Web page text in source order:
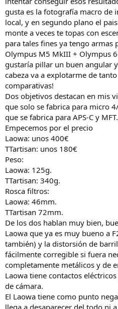
gusta es la fotografía macro de
local, y en segundo plano el
monte a veces te topas con
para tales fines ya tengo armas
Olympus M5 MkIII + Olympus
gustaría pillar un buen angular
cabeza va a explotarme de
comparativas!
Dos objetivos destacan en mis
que solo se fabrica para micro
que se fabrica para APS-C y MFT.
Empecemos por el precio
Laowa: unos 400€
TTartisan: unos 180€
Peso:
Laowa: 125g.
TTartisan: 340g.
Rosca filtros:
Laowa: 46mm.
TTartisan 72mm.
De los dos hablan muy bien,
Laowa que ya es muy bueno a
también) y la distorsión de
fácilmente corregible si fuera
completamente metálicos y de
Laowa tiene contactos
de cámara.
El Laowa tiene como punto
llega a desaparecer del todo ni